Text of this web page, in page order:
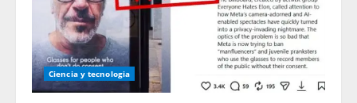
Ciencia y tecnologia